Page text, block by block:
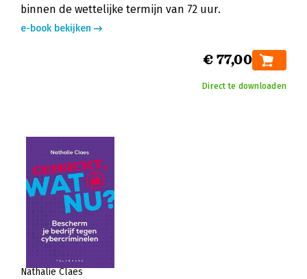
binnen de wettelijke termijn van 72 uur.
e-book bekijken
€ 77,00
Direct te downloaden
Nathalie Claes